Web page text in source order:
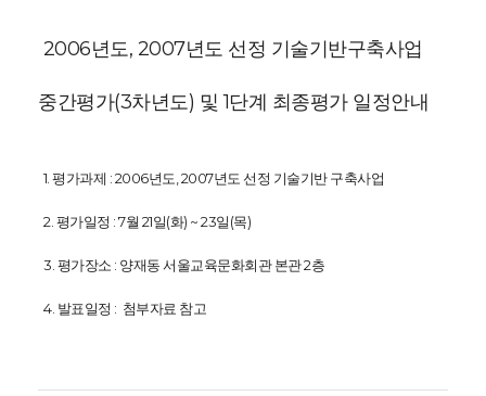
2006년도, 2007년도 선정 기술기반구축사업
중간평가(3차년도) 및 1단계 최종평가 일정안내
1. 평가과제 : 2006년도, 2007년도 선정 기술기반 구축사업
2. 평가일정 : 7월 21일(화) ~ 23일(목)
3. 평가장소 : 양재동 서울교육문화회관 본관 2층
4. 발표일정 : 첨부자료 참고